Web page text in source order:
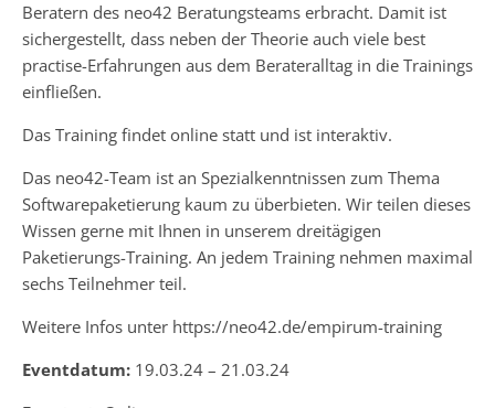
Beratern des neo42 Beratungsteams erbracht. Damit ist
sichergestellt, dass neben der Theorie auch viele best
practise-Erfahrungen aus dem Berateralltag in die Trainings
einfließen.
Das Training findet online statt und ist interaktiv.
Das neo42-Team ist an Spezialkenntnissen zum Thema
Softwarepaketierung kaum zu überbieten. Wir teilen dieses
Wissen gerne mit Ihnen in unserem dreitägigen
Paketierungs-Training. An jedem Training nehmen maximal
sechs Teilnehmer teil.
Weitere Infos unter https://neo42.de/empirum-training
Eventdatum: 19.03.24 – 21.03.24